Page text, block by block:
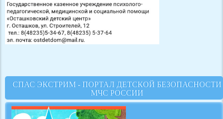
СПАС ЭКСТРИМ - ПОРТАЛ ДЕТСКОЙ БЕЗОПАСНОСТИ
МЧС РОССИИ